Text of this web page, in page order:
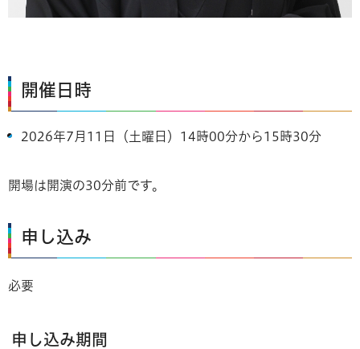
開催日時
2026年7月11日（土曜日）14時00分から15時30分
開場は開演の30分前です。
申し込み
必要
申し込み期間